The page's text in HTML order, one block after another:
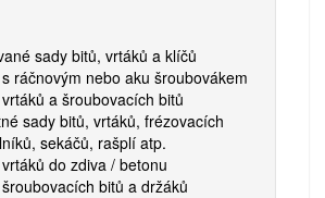
sady bitů, vrtáků a klíčů
ráčnovým nebo aku šroubovákem
a šroubovacích bitů
sady bitů, vrtáků, frézovacích
sekáčů, rašplí atp.
do zdiva / betonu
bitů a držáků